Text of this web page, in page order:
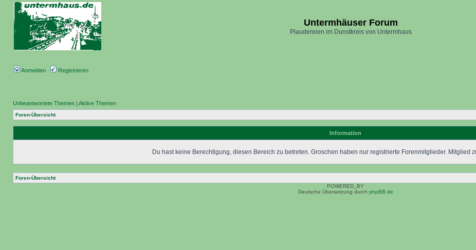
Untermhäuser Forum
Plaudereien im Dunstkreis von Untermhaus
Anmelden Registrieren
Unbeantwortete Themen | Aktive Themen
Foren-Übersicht
Information
Du hast keine Berechtigung, diesen Bereich zu betreten. Groschen haben nur registrierte Forenmitglieder. Mitglied
Foren-Übersicht
POWERED_BY
Deutsche Übersetzung durch phpBB.de